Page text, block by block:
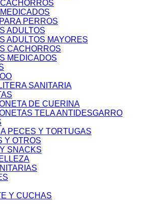
PERROS
ADULTOS
ADULTOS MAYORES
CACHORROS
MEDICADOS
SANITARIA
DE CUERINA
TELA ANTIDESGARRO
PECES Y TORTUGAS
Y OTROS
SNACKS
Y CUCHAS